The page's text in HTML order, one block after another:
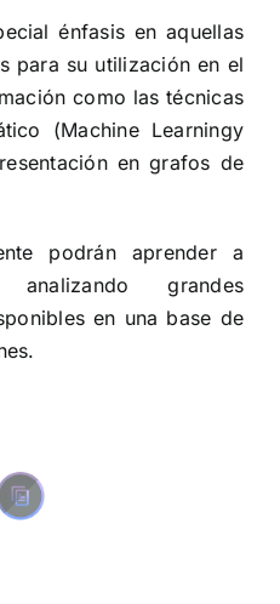
énfasis en aquellas
para su utilización en el
como las técnicas
(Machine Learningy
en grafos de
podrán aprender a
analizando grandes
en una base de